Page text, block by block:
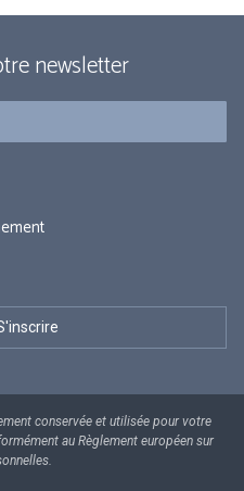
newsletter
conservée et utilisée pour votre
au Règlement européen sur